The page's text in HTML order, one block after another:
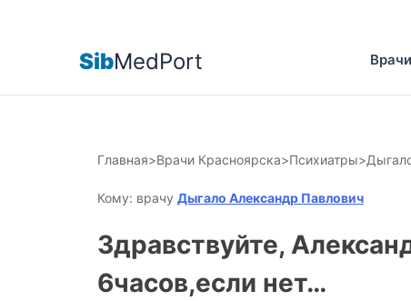
SibMedPort Врачи
Главная>Врачи Красноярска>Психиатры>
Кому: врачу Дыгало Александр Павлович
Здравствуйте,
6часов,если нет…